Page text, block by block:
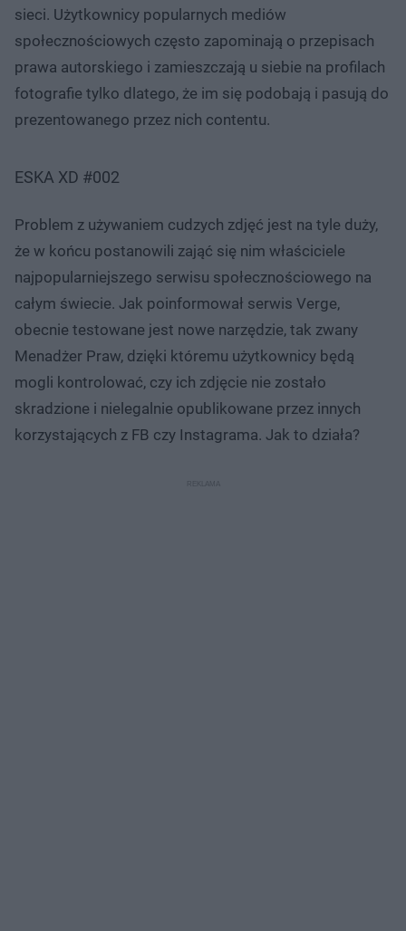
sieci. Użytkownicy popularnych mediów
społecznościowych często zapominają o przepisach
prawa autorskiego i zamieszczają u siebie na profilach
fotografie tylko dlatego, że im się podobają i pasują do
prezentowanego przez nich contentu.
ESKA XD #002
Problem z używaniem cudzych zdjęć jest na tyle duży,
że w końcu postanowili zająć się nim właściciele
najpopularniejszego serwisu społecznościowego na
całym świecie. Jak poinformował serwis Verge,
obecnie testowane jest nowe narzędzie, tak zwany
Menadżer Praw, dzięki któremu użytkownicy będą
mogli kontrolować, czy ich zdjęcie nie zostało
skradzione i nielegalnie opublikowane przez innych
korzystających z FB czy Instagrama. Jak to działa?